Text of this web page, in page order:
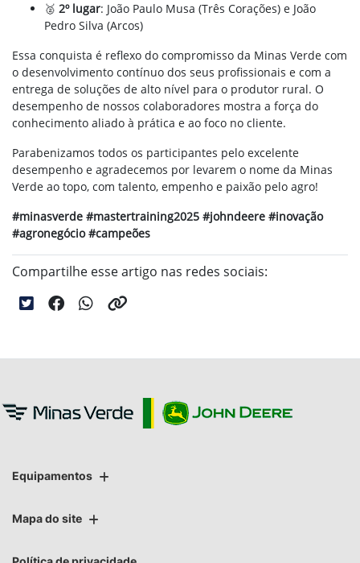
🥈 2º lugar: João Paulo Musa (Três Corações) e João
Pedro Silva (Arcos)
Essa conquista é reflexo do compromisso da Minas Verde com
o desenvolvimento contínuo dos seus profissionais e com a
entrega de soluções de alto nível para o produtor rural. O
desempenho de nossos colaboradores mostra a força do
conhecimento aliado à prática e ao foco no cliente.
Parabenizamos todos os participantes pelo excelente
desempenho e agradecemos por levarem o nome da Minas
Verde ao topo, com talento, empenho e paixão pelo agro!
#minasverde #mastertraining2025 #johndeere #inovação
#agronegócio #campeões
Compartilhe esse artigo nas redes sociais:
Equipamentos
Mapa do site